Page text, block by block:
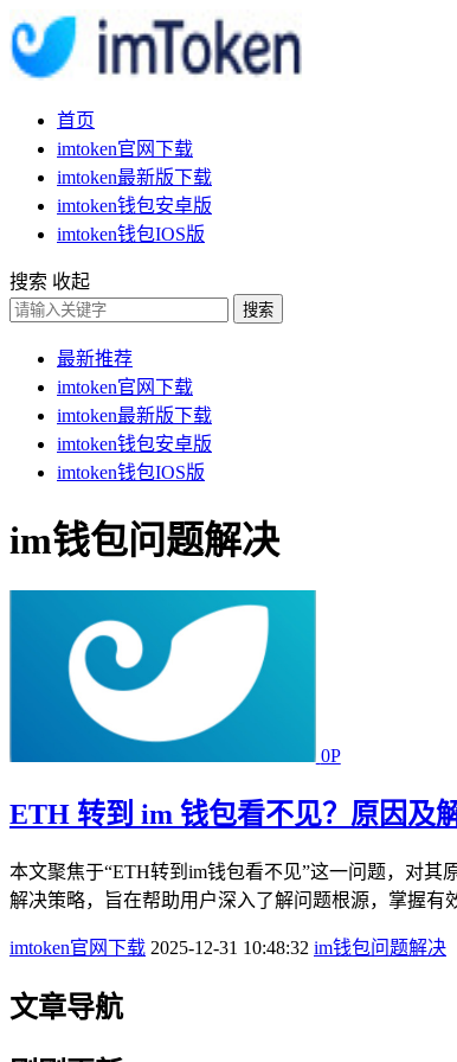
首页
imtoken官网下载
imtoken最新版下载
imtoken钱包安卓版
imtoken钱包IOS版
搜索 收起
搜索
最新推荐
imtoken官网下载
imtoken最新版下载
imtoken钱包安卓版
imtoken钱包IOS版
im钱包问题解决
0P
ETH 转到 im 钱包看不见？原因及
本文聚焦于“ETH转到im钱包看不见”这一问题，对
解决策略，旨在帮助用户深入了解问题根源，掌握
imtoken官网下载 2025-12-31 10:48:32 im钱包问题解决
文章导航